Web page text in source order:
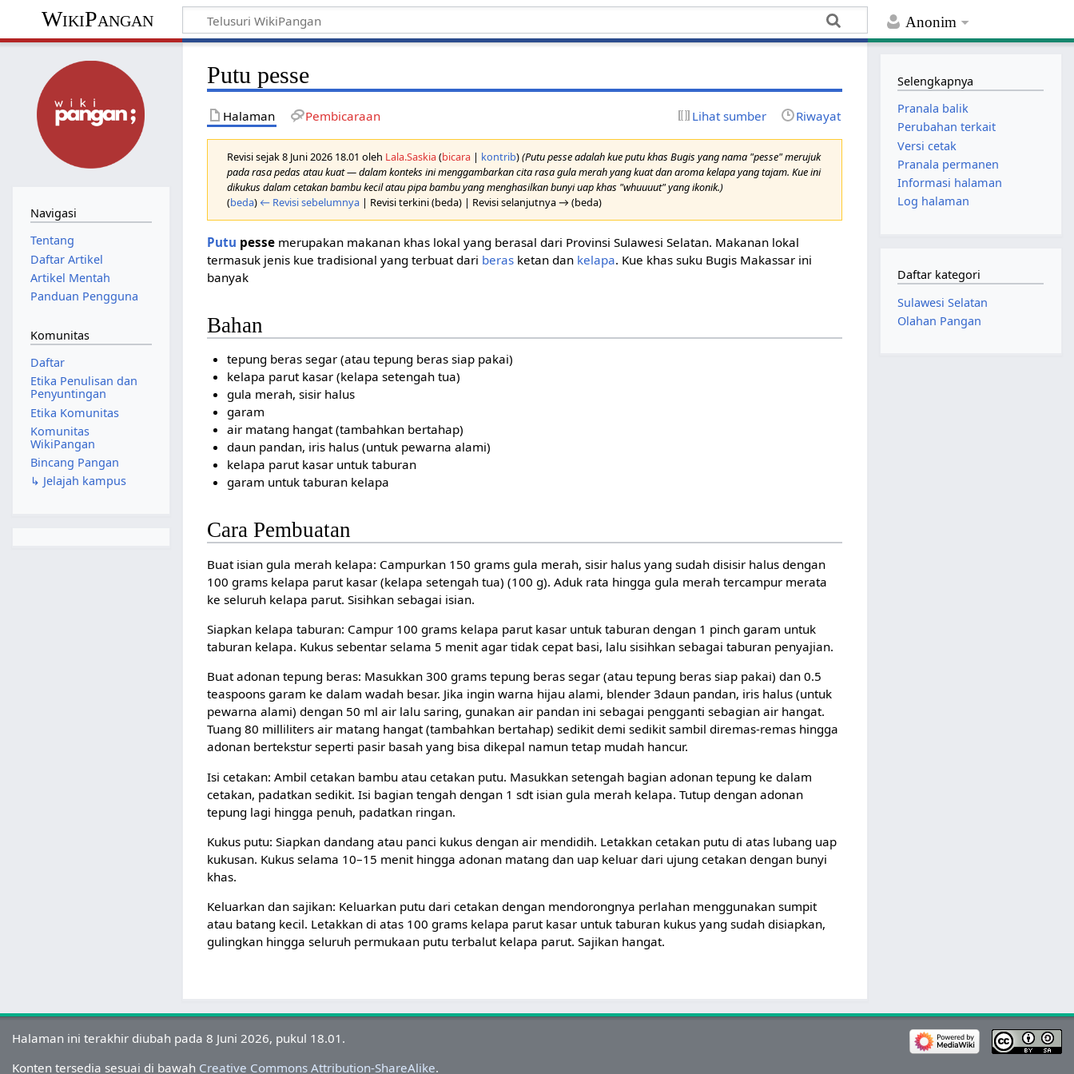
Anonim
WikiPangan
Putu pesse
Halaman Pembicaraan Lihat sumber Riwayat
Revisi sejak 8 Juni 2026 18.01 oleh Lala.Saskia(bicara | kontrib)(Putu pesse adalah kue putu khas Bugis yang nama "pesse" merujuk
pada rasa pedas atau kuat — dalam konteks ini menggambarkan cita rasa gula merah yang kuat dan aroma kelapa yang tajam. Kue ini
dikukus dalam cetakan bambu kecil atau pipa bambu yang menghasilkan bunyi uap khas "whuuuut" yang ikonik.)
(beda) ← Revisi sebelumnya | Revisi terkini (beda) | Revisi selanjutnya → (beda)
Putu pesse merupakan makanan khas lokal yang berasal dari Provinsi Sulawesi Selatan. Makanan lokal
termasuk jenis kue tradisional yang terbuat dari beras ketan dan kelapa. Kue khas suku Bugis Makassar ini
banyak
Bahan
tepung beras segar (atau tepung beras siap pakai)
kelapa parut kasar (kelapa setengah tua)
gula merah, sisir halus
garam
air matang hangat (tambahkan bertahap)
daun pandan, iris halus (untuk pewarna alami)
kelapa parut kasar untuk taburan
garam untuk taburan kelapa
Cara Pembuatan
Buat isian gula merah kelapa: Campurkan 150 grams gula merah, sisir halus yang sudah disisir halus dengan
100 grams kelapa parut kasar (kelapa setengah tua) (100 g). Aduk rata hingga gula merah tercampur merata
ke seluruh kelapa parut. Sisihkan sebagai isian.
Siapkan kelapa taburan: Campur 100 grams kelapa parut kasar untuk taburan dengan 1 pinch garam untuk
taburan kelapa. Kukus sebentar selama 5 menit agar tidak cepat basi, lalu sisihkan sebagai taburan penyajian.
Buat adonan tepung beras: Masukkan 300 grams tepung beras segar (atau tepung beras siap pakai) dan 0.5
teaspoons garam ke dalam wadah besar. Jika ingin warna hijau alami, blender 3daun pandan, iris halus (untuk
pewarna alami) dengan 50 ml air lalu saring, gunakan air pandan ini sebagai pengganti sebagian air hangat.
Tuang 80 milliliters air matang hangat (tambahkan bertahap) sedikit demi sedikit sambil diremas-remas hingga
adonan bertekstur seperti pasir basah yang bisa dikepal namun tetap mudah hancur.
Isi cetakan: Ambil cetakan bambu atau cetakan putu. Masukkan setengah bagian adonan tepung ke dalam
cetakan, padatkan sedikit. Isi bagian tengah dengan 1 sdt isian gula merah kelapa. Tutup dengan adonan
tepung lagi hingga penuh, padatkan ringan.
Kukus putu: Siapkan dandang atau panci kukus dengan air mendidih. Letakkan cetakan putu di atas lubang uap
kukusan. Kukus selama 10–15 menit hingga adonan matang dan uap keluar dari ujung cetakan dengan bunyi
khas.
Keluarkan dan sajikan: Keluarkan putu dari cetakan dengan mendorongnya perlahan menggunakan sumpit
atau batang kecil. Letakkan di atas 100 grams kelapa parut kasar untuk taburan kukus yang sudah disiapkan,
gulingkan hingga seluruh permukaan putu terbalut kelapa parut. Sajikan hangat.
Navigasi
Tentang
Daftar Artikel
Artikel Mentah
Panduan Pengguna
Komunitas
Daftar
Etika Penulisan dan
Penyuntingan
Etika Komunitas
Komunitas
WikiPangan
Bincang Pangan
↳ Jelajah kampus
Selengkapnya
Pranala balik
Perubahan terkait
Versi cetak
Pranala permanen
Informasi halaman
Log halaman
Daftar kategori
Sulawesi Selatan
Olahan Pangan
Halaman ini terakhir diubah pada 8 Juni 2026, pukul 18.01.
Konten tersedia sesuai di bawah Creative Commons Attribution-ShareAlike.